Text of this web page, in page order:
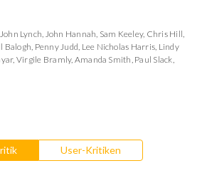
John Lynch, John Hannah, Sam Keeley, Chris Hill,
Balogh, Penny Judd, Lee Nicholas Harris, Lindy
, Virgile Bramly, Amanda Smith, Paul Slack,
User-Kritiken